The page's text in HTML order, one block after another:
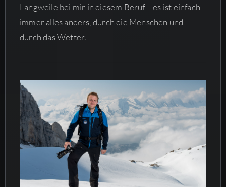
Langweile bei mir in diesem Beruf – es ist einfach
immer alles anders, durch die Menschen und
durch das Wetter.